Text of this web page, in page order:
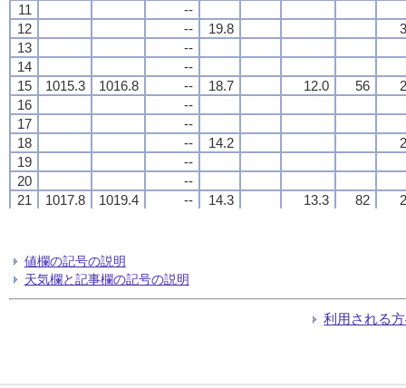
11
--
12
-- 19.8
13
--
14
--
15
1015.3 1016.8 -- 18.7 12.0 56
16
--
17
--
18
-- 14.2
19
--
20
--
21
1017.8 1019.4 -- 14.3 13.3 82
24
11
--
12
-- 19.8
13
--
14
--
15
1015.3 1016.8 -- 18.7 12.0 56
16
--
17
--
18
-- 14.2
19
--
20
--
21
1017.8 1019.4 -- 14.3 13.3 82
24
11
--
12
-- 19.8
13
--
14
--
15
1015.3 1016.8 -- 18.7 12.0 56
16
--
17
--
18
-- 14.2
19
--
20
--
21
1017.8 1019.4 -- 14.3 13.3 82
24
11
--
12
-- 19.8
13
--
14
--
15
1015.3 1016.8 -- 18.7 12.0 56
16
--
17
--
18
-- 14.2
19
--
20
--
21
1017.8 1019.4 -- 14.3 13.3 82
24
値欄の記号の説明
天気欄と記事欄の記号の説明
利用される